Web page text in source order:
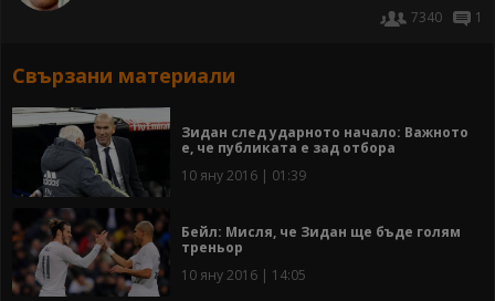
7340
1
Свързани материали
Зидан след ударното начало: Важното
е, че публиката е зад отбора
10 яну 2016 | 01:39
Бейл: Мисля, че Зидан ще бъде голям
треньор
10 яну 2016 | 14:05